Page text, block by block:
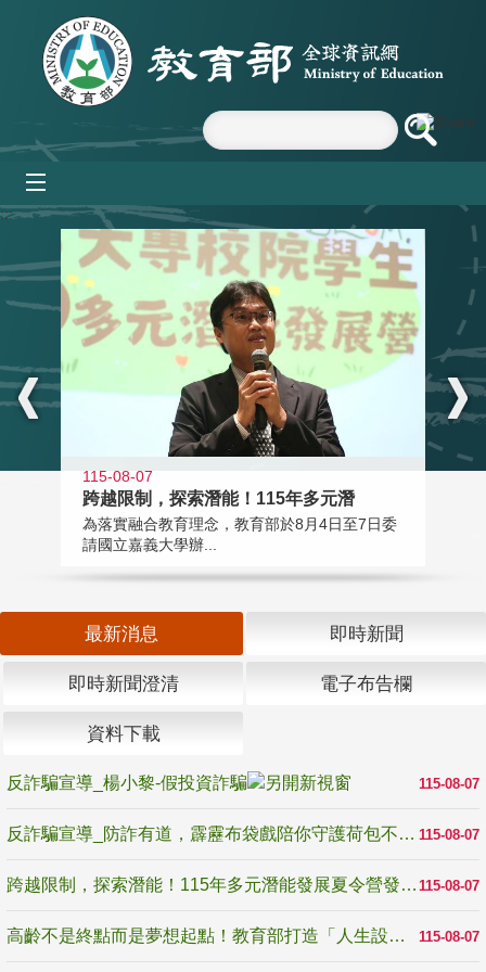
跳到主要內容區塊
:::
115-08-07
跨越限制，探索潛能！115年多元潛
為落實融合教育理念，教育部於8月4日至7日委
請國立嘉義大學辦...
最新消息 即時新聞
即時新聞澄清 電子布告欄
資料下載
115-08-07
反詐騙宣導_楊小黎-假投資詐騙
115-08-07
反詐騙宣導_防詐有道，霹靂布袋戲陪你守護荷包不受騙
115-08-07
跨越限制，探索潛能！115年多元潛能發展夏令營發掘生命無限可能
115-08-07
高齡不是終點而是夢想起點！教育部打造「人生設計夢工場」 參展第3屆高齡健康產業博覽會